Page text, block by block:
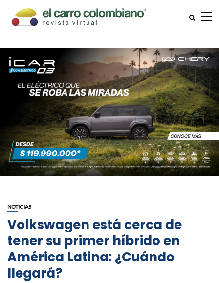
NOTICIAS
Volkswagen está cerca de
tener su primer híbrido en
América Latina: ¿Cuándo
llegará?